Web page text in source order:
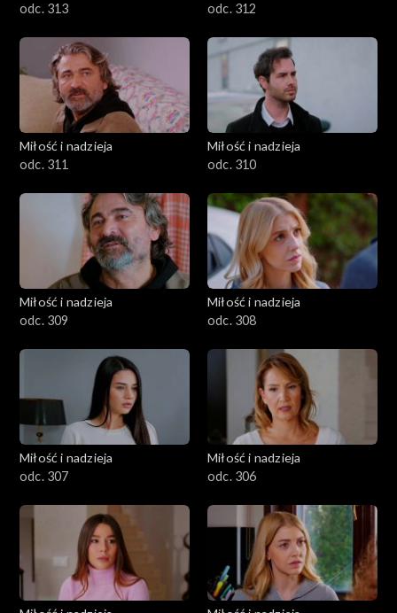
odc. 313
odc. 312
Miłość i nadzieja
odc. 311
Miłość i nadzieja
odc. 310
Miłość i nadzieja
odc. 309
Miłość i nadzieja
odc. 308
Miłość i nadzieja
odc. 307
Miłość i nadzieja
odc. 306